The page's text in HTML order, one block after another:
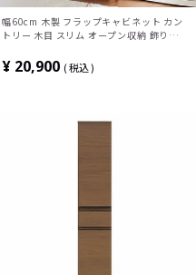
幅60cm 木製 フラップキャビネット カン
トリー 木目 スリム オープン収納 飾り棚
ボード 食器棚 リビング ホワイト 白
¥ 20,900 税込